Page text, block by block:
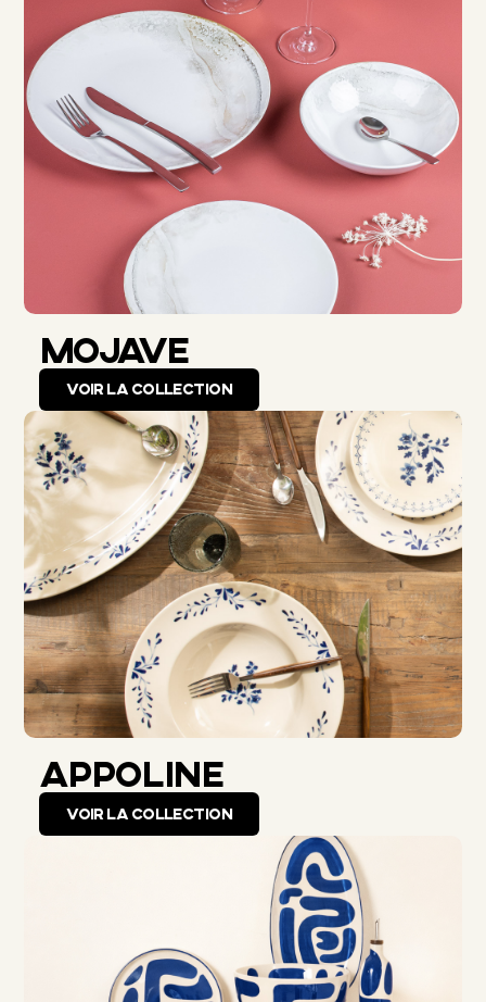
MOJAVE
VOIR LA COLLECTION
APPOLINE
VOIR LA COLLECTION